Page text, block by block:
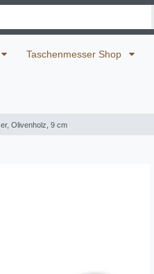
Taschenmesser Shop
Olivenholz, 9 cm